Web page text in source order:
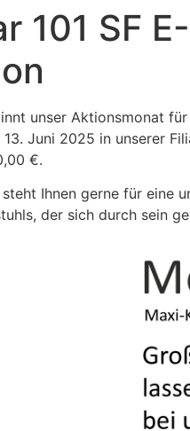
101 SF
unser Aktionsmonat
13. Juni 2025 in unserer
€.
Ihnen gerne für eine
der sich durch sein